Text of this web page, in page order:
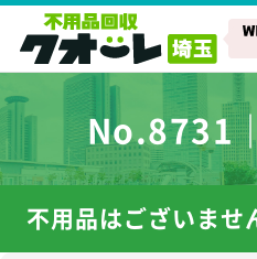
No.8731
不用品はございませ